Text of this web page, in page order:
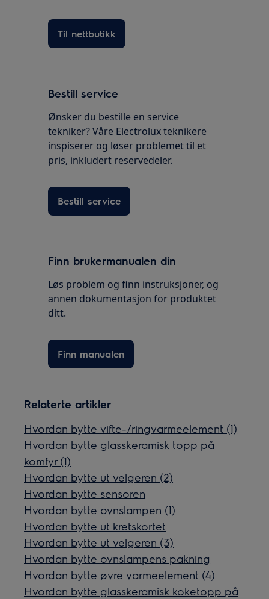
Til nettbutikk
Bestill service
Ønsker du bestille en service
tekniker? Våre Electrolux teknikere
inspiserer og løser problemet til et
pris, inkludert reservedeler.
Bestill service
Finn brukermanualen din
Løs problem og finn instruksjoner, og
annen dokumentasjon for produktet
ditt.
Finn manualen
Relaterte artikler
Hvordan bytte vifte-/ringvarmeelement (1)
Hvordan bytte glasskeramisk topp på
komfyr (1)
Hvordan bytte ut velgeren (2)
Hvordan bytte sensoren
Hvordan bytte ovnslampen (1)
Hvordan bytte ut kretskortet
Hvordan bytte ut velgeren (3)
Hvordan bytte ovnslampens pakning
Hvordan bytte øvre varmeelement (4)
Hvordan bytte glasskeramisk koketopp på